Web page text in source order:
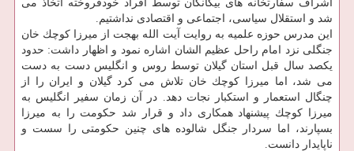
اشراف سفارتخانه های بیگانگان توسط افراد خودفروخته اتخاذ می
شد و استقلال سیاسی، اجتماعی و اقتصادی نداشتیم.
این مدرس حوزه علمیه به روایت آیت الله بهجت از میرزا كوچك خان
جنگلی نزد امام راحل عظیم الشان اشاره نمود و اظهار داشت: حدود
یكصد سال قبل استان گیلان توسط روس و انگلیس دست به دست
می شد، اما میرزا كوچك خان تلاش می كرد گیلان و ایران را از
چنگال استعمار و استكبار نجات دهد. در آن زمان سفیر انگلیس به
میرزا كوچك پیشنهاد همكاری داد و قرار شد حكومت را به میرزا
بسپارند، اما سردار جنگل شالوده های چنین حكومتی را سست و
ناپایدار دانست.